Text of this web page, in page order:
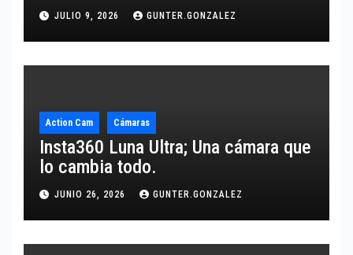
JULIO 9, 2026 GUNTER.GONZALEZ
Action Cam Cámaras
Insta360 Luna Ultra; Una cámara que
lo cambia todo.
JUNIO 26, 2026 GUNTER.GONZALEZ